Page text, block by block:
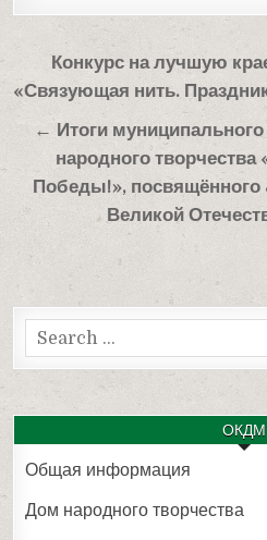
Навигация
по
записям
Конкурс на лучшую
«Связующая нить.
← Итоги
народного
Победы!»,
Великой
Search
for:
ОКДМ
Общая информация
Дом народного творчества